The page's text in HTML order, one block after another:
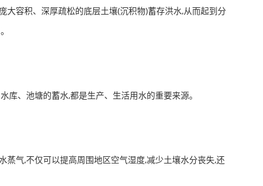
大容积、深厚疏松的底层土壤(沉积物)蓄存洪水,从而起到分
库、池塘的蓄水,都是生产、生活用水的重要来源。
蒸气,不仅可以提高周围地区空气湿度,减少土壤水分丧失,还